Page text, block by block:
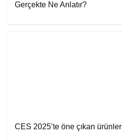
Gerçekte Ne Anlatır?
CES 2025’te öne çıkan ürünler